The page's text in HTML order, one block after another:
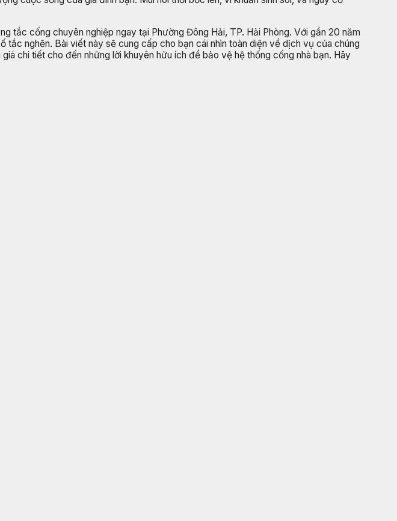
tắc cống chuyên nghiệp ngay tại Phường Đông Hải, TP. Hải Phòng. Với gần 20 năm
nghẽn. Bài viết này sẽ cung cấp cho bạn cái nhìn toàn diện về dịch vụ của chúng
chi tiết cho đến những lời khuyên hữu ích để bảo vệ hệ thống cống nhà bạn. Hãy